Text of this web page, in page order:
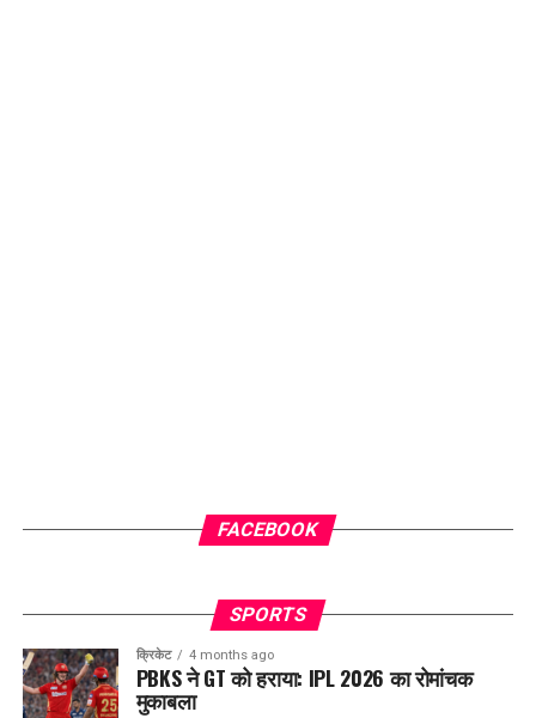
FACEBOOK
SPORTS
क्रिकेट 4 months ago
PBKS ने GT को हराया: IPL 2026 का रोमांचक
मुकाबला